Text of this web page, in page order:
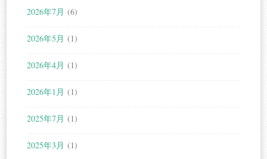
2026年7月 (6)
2026年5月 (1)
2026年4月 (1)
2026年1月 (1)
2025年7月 (1)
2025年3月 (1)